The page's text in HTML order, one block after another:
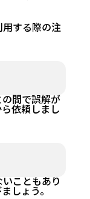
する際の注
間で誤解が
依頼しまし
こともあり
しょう。